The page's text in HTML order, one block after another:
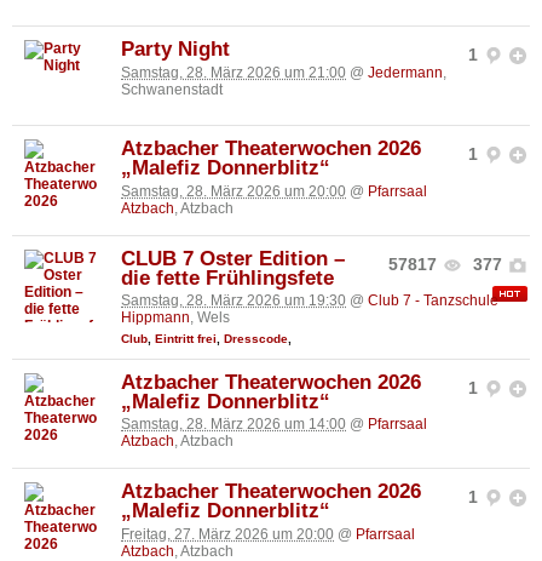
1
Party Night
Samstag, 28. März 2026 um 21:00 @ Jedermann
Schwanenstadt
1
Atzbacher Theaterwochen 2026
„Malefiz Donnerblitz“
Samstag, 28. März 2026 um 20:00 @ Pfarrsaal
Atzbach , Atzbach
57817 377
CLUB 7 Oster Edition –
die fette Frühlingsfete
Samstag, 28. März 2026 um 19:30 @ Club 7 - Tanzschule
Hippmann, Wels
Club Eintritt frei Dresscode
1
Atzbacher Theaterwochen 2026
„Malefiz Donnerblitz“
Samstag, 28. März 2026 um 14:00 @ Pfarrsaal
Atzbach, Atzbach
1
Atzbacher Theaterwochen 2026
„Malefiz Donnerblitz“
Freitag, 27. März 2026 um 20:00 @ Pfarrsaal
Atzbach , Atzbach